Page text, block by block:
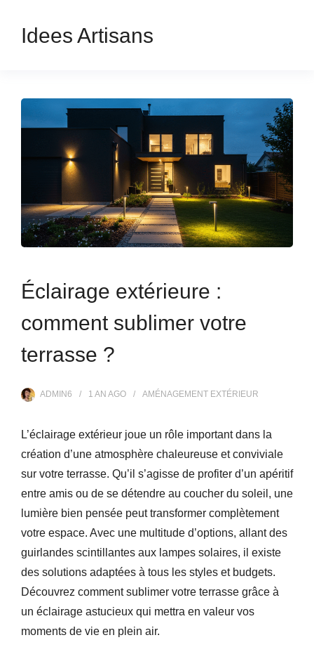
Idees Artisans
Éclairage extérieure :
comment sublimer votre
terrasse ?
ADMIN6 1 AN AGO AMÉNAGEMENT EXTÉRIEUR
L’éclairage extérieur joue un rôle important dans la
création d’une atmosphère chaleureuse et conviviale
sur votre terrasse. Qu’il s’agisse de profiter d’un apéritif
entre amis ou de se détendre au coucher du soleil, une
lumière bien pensée peut transformer complètement
votre espace. Avec une multitude d’options, allant des
guirlandes scintillantes aux lampes solaires, il existe
des solutions adaptées à tous les styles et budgets.
Découvrez comment sublimer votre terrasse grâce à
un éclairage astucieux qui mettra en valeur vos
moments de vie en plein air.